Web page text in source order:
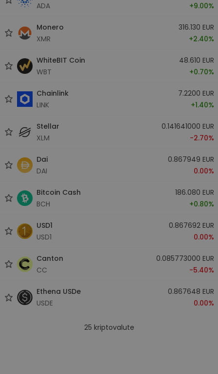
ADA
+9.00%
Monero
XMR
316.130 EUR
+2.40%
WhiteBIT Coin
WBT
48.610 EUR
+0.70%
Chainlink
LINK
7.2200 EUR
+1.40%
Stellar
XLM
0.141641000 EUR
-2.70%
Dai
DAI
0.867949 EUR
0.00%
Bitcoin Cash
BCH
186.080 EUR
+0.80%
USD1
USD1
0.867692 EUR
0.00%
Canton
CC
0.085773000 EUR
-5.40%
Ethena USDe
USDE
0.867648 EUR
0.00%
25 kriptovalute